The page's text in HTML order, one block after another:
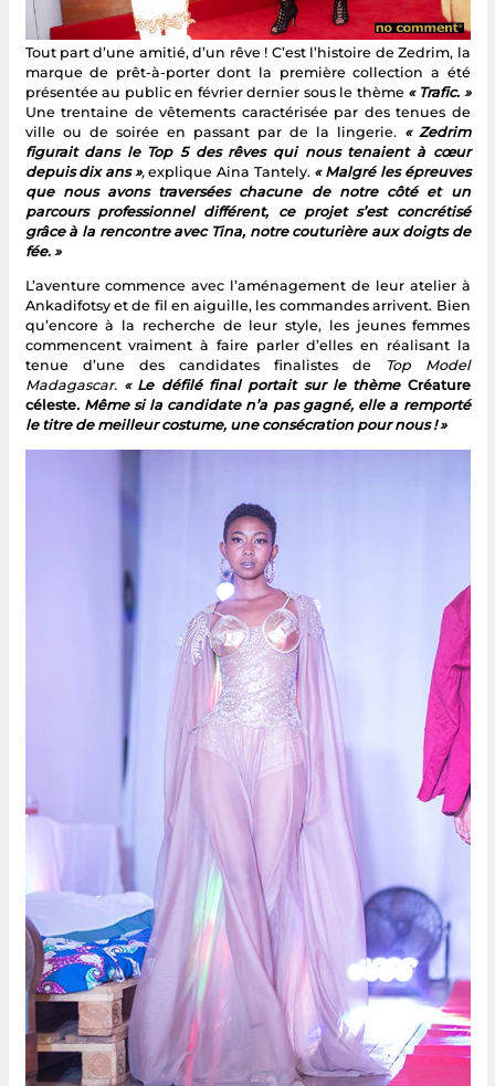
Tout part d’une amitié, d’un rêve ! C’est l’histoire de Zedrim, la
marque de prêt-à-porter dont la première collection a été
présentée au public en février dernier sous le thème « Trafic. »
Une trentaine de vêtements caractérisée par des tenues de
ville ou de soirée en passant par de la lingerie. « Zedrim
figurait dans le Top 5 des rêves qui nous tenaient à cœur
depuis dix ans »,explique Aina Tantely. « Malgré les épreuves
que nous avons traversées chacune de notre côté et un
parcours professionnel différent, ce projet s’est concrétisé
grâce à la rencontre avec Tina, notre couturière aux doigts de
fée. »
L’aventure commence avec l’aménagement de leur atelier à
Ankadifotsy et de fil en aiguille, les commandes arrivent. Bien
qu’encore à la recherche de leur style, les jeunes femmes
commencent vraiment à faire parler d’elles en réalisant la
tenue d’une des candidates finalistes de
Top Model
Madagascar. « Le défilé final portait sur le thème Créature
céleste. Même si la candidate n’a pas gagné, elle a remporté
le titre de meilleur costume, une consécration pour nous ! »